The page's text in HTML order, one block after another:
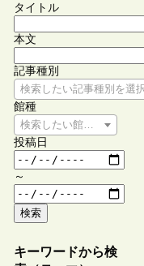
タイトル
本文
記事種別
検索したい記事種別を選
館種
検索したい館種を選択し
投稿日
～
検索
キーワードから検